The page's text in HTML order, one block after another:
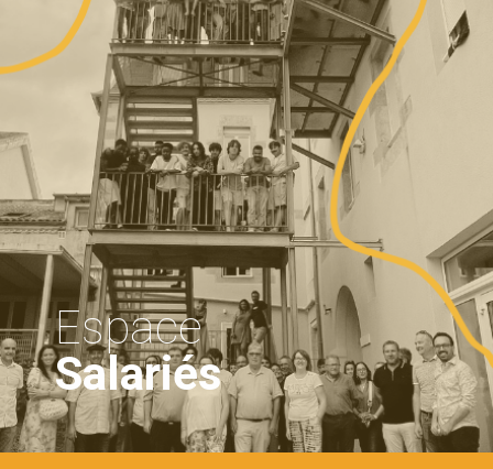
Espace
Salariés